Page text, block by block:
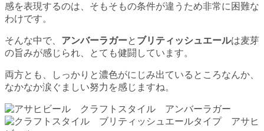
感を表現するのは、そもそもの条件が違うため非常に困難な
わけです。
そんな中で、 アンバーラガーと ブリティッシュエールは麦芽
の旨みが感じられ、とても健闘しています。
両方とも、しっかりと濃色がにじみ出ているところなんか、
なかなか涙ぐましい努力を感じますね。